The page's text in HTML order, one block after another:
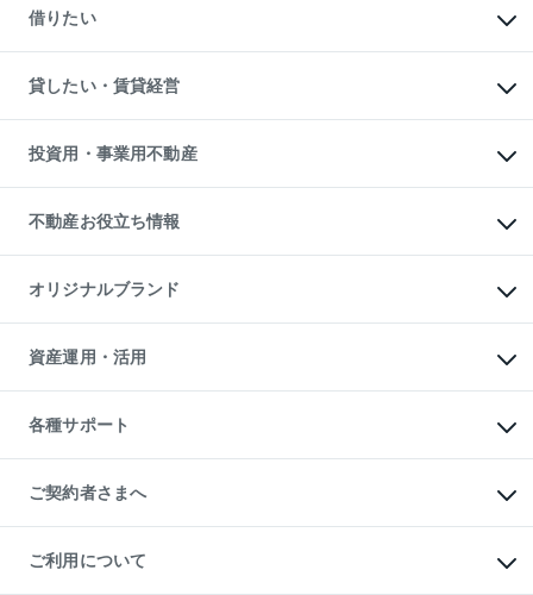
中古一戸建ての購入
不動産購入の流れ
注目キーワード物件特集
購入ガイド
English 繁体中文簡体中文
一戸建ての売却・査定
土地の売却・査定
スピードAI査定
不動産査定について
不動産売却の流れ
不動産買換えの流れ
売却ガイド
借りたい
オフィス・店舗の賃貸
借りるときの流れ
借りるガイド
貸したい・賃貸経営
マンション賃料データ
賃貸管理プラン
リロケーションについて
貸すガイド
投資用・事業用不動産
事業用不動産
マンション投資
投資用マンション
アパート経営
収益物件
ビル購入（ビル一棟）
投資用不動産の売却査定
事業用不動産の売却査定
不動産お役立ち情報
マンションライブラリー
人気マンションランキング
暮らしに役立つ不動産メディア
不動産相場・不動産価格情報
不動産コラム・ニュース
不動産用語集
不動産なんでもネット相談室
住まいの税金
オリジナルブランド
一棟リノベーションマンション
L`GENTE（ルジェンテ）
区分リノベーションマンション
投資用一棟レジデンスWELL
不動産小口投資
LEGACIA（レガシア）
資産運用・活用
不動産M&A
アセットマネジメント・出資
各種サポート
相続サポート
リフォームサポート
ご契約者さまへ
ご紹介・再契約特典
入居者様専用-各種ご案内（賃貸）
ご利用について